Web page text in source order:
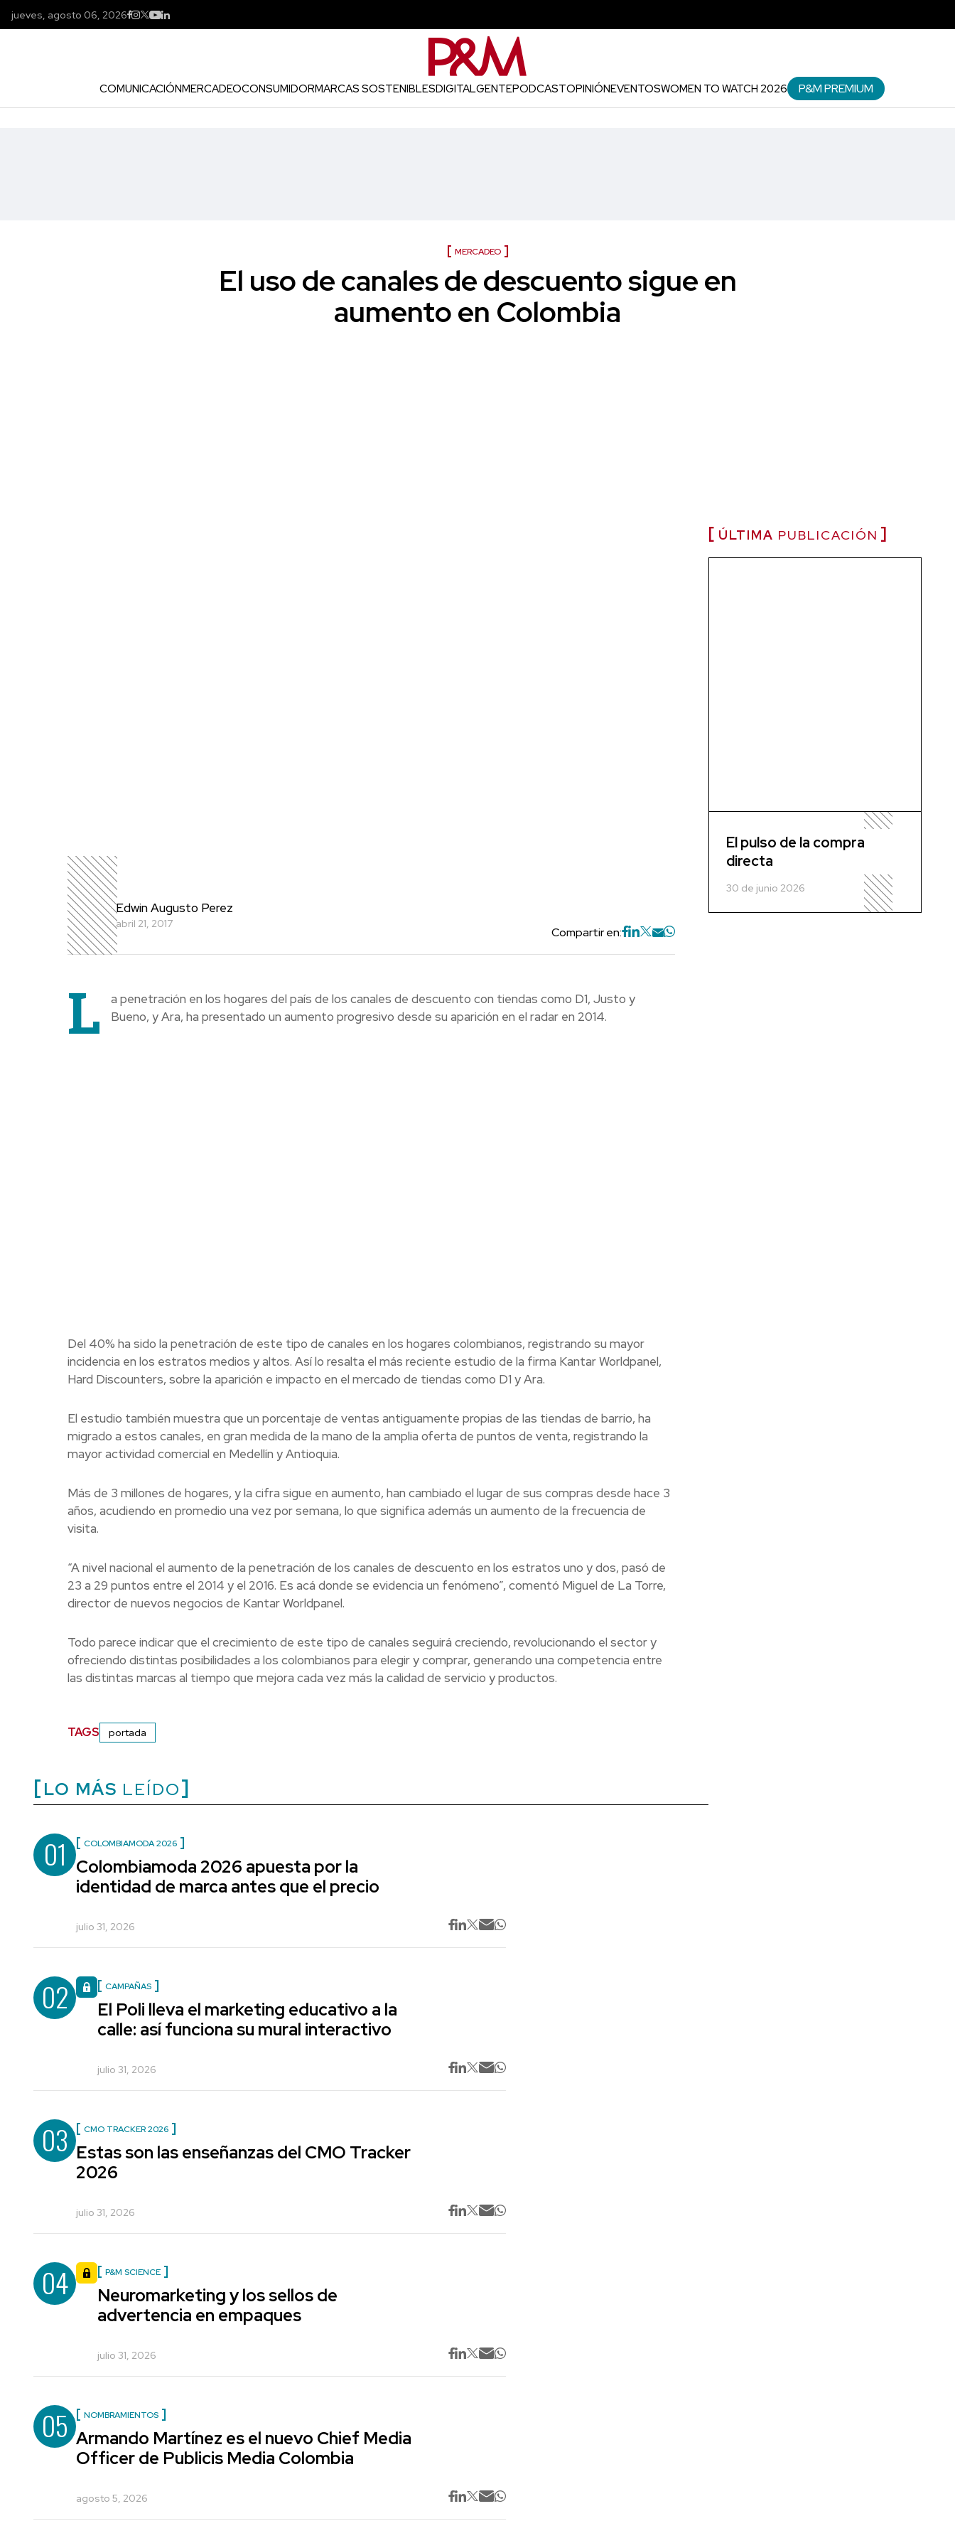
jueves, agosto 06, 2026
COMUNICACIÓNMERCADEOCONSUMIDORMARCAS SOSTENIBLESDIGITALGENTEPODCASTOPINIÓNEVENTOSWOMEN TO WATCH 2026 P&M PREMIUM
MERCADEO
El uso de canales de descuento sigue en
aumento en Colombia
Edwin Augusto Perez
abril 21, 2017
Compartir en:
L
a penetración en los hogares del país de los canales de descuento con tiendas como D1, Justo y
Bueno, y Ara, ha presentado un aumento progresivo desde su aparición en el radar en 2014.
Del 40% ha sido la penetración de este tipo de canales en los hogares colombianos, registrando su mayor
incidencia en los estratos medios y altos. Así lo resalta el más reciente estudio de la firma Kantar Worldpanel,
Hard Discounters, sobre la aparición e impacto en el mercado de tiendas como D1 y Ara.
El estudio también muestra que un porcentaje de ventas antiguamente propias de las tiendas de barrio, ha
migrado a estos canales, en gran medida de la mano de la amplia oferta de puntos de venta, registrando la
mayor actividad comercial en Medellín y Antioquia.
Más de 3 millones de hogares, y la cifra sigue en aumento, han cambiado el lugar de sus compras desde hace 3
años, acudiendo en promedio una vez por semana, lo que significa además un aumento de la frecuencia de
visita.
“A nivel nacional el aumento de la penetración de los canales de descuento en los estratos uno y dos, pasó de
23 a 29 puntos entre el 2014 y el 2016. Es acá donde se evidencia un fenómeno”, comentó Miguel de La Torre,
director de nuevos negocios de Kantar Worldpanel.
Todo parece indicar que el crecimiento de este tipo de canales seguirá creciendo, revolucionando el sector y
ofreciendo distintas posibilidades a los colombianos para elegir y comprar, generando una competencia entre
las distintas marcas al tiempo que mejora cada vez más la calidad de servicio y productos.
TAGS portada
LO MÁS LEÍDO
01 COLOMBIAMODA 2026
Colombiamoda 2026 apuesta por la
identidad de marca antes que el precio
julio 31, 2026
02 CAMPAÑAS
El Poli lleva el marketing educativo a la
calle: así funciona su mural interactivo
julio 31, 2026
03 CMO TRACKER 2026
Estas son las enseñanzas del CMO Tracker
2026
julio 31, 2026
04 P&M SCIENCE
Neuromarketing y los sellos de
advertencia en empaques
julio 31, 2026
05 NOMBRAMIENTOS
Armando Martínez es el nuevo Chief Media
Officer de Publicis Media Colombia
agosto 5, 2026
ÚLTIMA PUBLICACIÓN
El pulso de la compra
directa
30 de junio 2026